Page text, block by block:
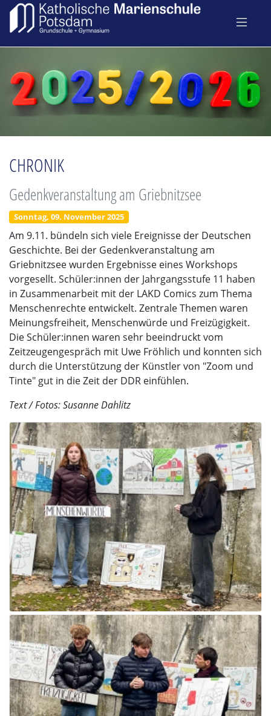
CHRONIK
Gedenkveranstaltung am Griebnitzsee
Sonntag, 09. November 2025
Am 9.11. bündeln sich viele Ereignisse der Deutschen
Geschichte. Bei der Gedenkveranstaltung am
Griebnitzsee wurden Ergebnisse eines Workshops
vorgesellt. Schüler:innen der Jahrgangsstufe 11 haben
in Zusammenarbeit mit der LAKD Comics zum Thema
Menschenrechte entwickelt. Zentrale Themen waren
Meinungsfreiheit, Menschenwürde und Freizügigkeit.
Die Schüler:innen waren sehr beeindruckt vom
Zeitzeugengespräch mit Uwe Fröhlich und konnten sich
durch die Unterstützung der Künstler von "Zoom und
Tinte" gut in die Zeit der DDR einfühlen.
Text / Fotos: Susanne Dahlitz